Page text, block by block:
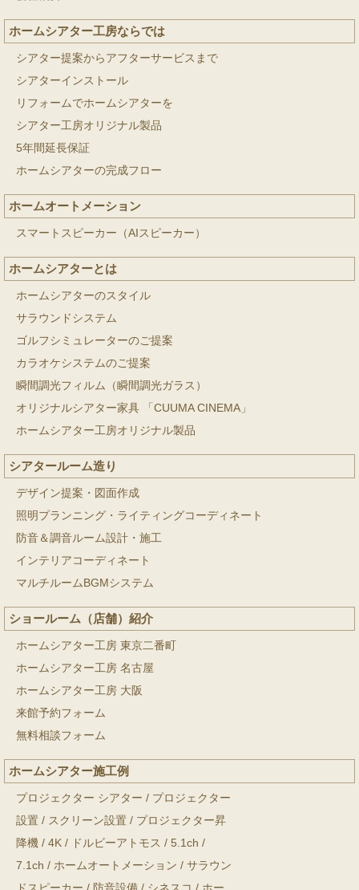
ホームシアター工房ならでは
シアター提案からアフターサービスまで
シアターインストール
リフォームでホームシアターを
シアター工房オリジナル製品
5年間延長保証
ホームシアターの完成フロー
ホームオートメーション
スマートスピーカー（AIスピーカー）
ホームシアターとは
ホームシアターのスタイル
サラウンドシステム
ゴルフシミュレーターのご提案
カラオケシステムのご提案
瞬間調光フィルム（瞬間調光ガラス）
オリジナルシアター家具 「CUUMA CINEMA」
ホームシアター工房オリジナル製品
シアタールーム造り
デザイン提案・図面作成
照明プランニング・ライティングコーディネート
防音＆調音ルーム設計・施工
インテリアコーディネート
マルチルームBGMシステム
ショールーム（店舗）紹介
ホームシアター工房 東京二番町
ホームシアター工房 名古屋
ホームシアター工房 大阪
来館予約フォーム
無料相談フォーム
ホームシアター施工例
プロジェクター シアター / プロジェクター
設置 / スクリーン設置 / プロジェクター昇
降機 / 4K / ドルビーアトモス / 5.1ch /
7.1ch / ホームオートメーション / サラウン